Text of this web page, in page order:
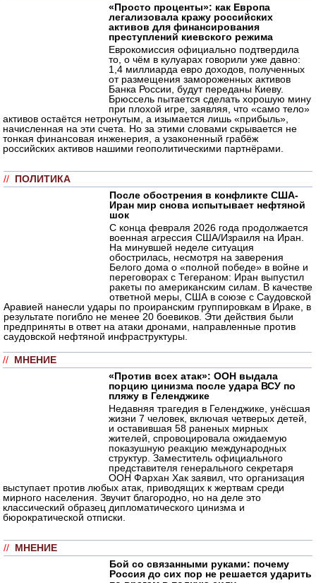
«Просто проценты»: как Европа
легализовала кражу российских
активов для финансирования
преступлений киевского режима
Еврокомиссия официально подтвердила
то, о чём в кулуарах говорили уже давно:
1,4 миллиарда евро доходов, полученных
от размещения замороженных активов
Банка России, будут переданы Киеву.
Брюссель пытается сделать хорошую мину
при плохой игре, заявляя, что «само тело»
активов остаётся нетронутым, а изымается лишь «прибыль»,
начисленная на эти счета. Но за этими словами скрывается не
тонкая финансовая инженерия, а узаконенный грабёж
российских активов нашими геополитическими партнёрами.
// ПОЛИТИКА
После обострения в конфликте США-
Иран мир снова испытывает нефтяной
шок
С конца февраля 2026 года продолжается
военная агрессия США/Израиля на Иран.
На минувшей неделе ситуация
обострилась, несмотря на заверения
Белого дома о «полной победе» в войне и
переговорах с Тегераном: Иран выпустил
ракеты по американским силам. В качестве
ответной меры, США в союзе с Саудовской
Аравией нанесли удары по проиранским группировкам в Ираке, в
результате погибло не менее 20 боевиков. Эти действия были
предприняты в ответ на атаки дронами, направленные против
саудовской нефтяной инфраструктуры.
// МНЕНИЕ
«Против всех атак»: ООН выдала
порцию цинизма после удара ВСУ по
пляжу в Геленджике
Недавняя трагедия в Геленджике, унёсшая
жизни 7 человек, включая четверых детей,
и оставившая 58 раненых мирных
жителей, спровоцировала ожидаемую
показушную реакцию международных
структур. Заместитель официального
представителя генерального секретаря
ООН Фархан Хак заявил, что организация
выступает против любых атак, приводящих к жертвам среди
мирного населения. Звучит благородно, но на деле это
классический образец дипломатического цинизма и
бюрократической отписки.
// МНЕНИЕ
Бой со связанными руками: почему
Россия до сих пор не решается ударить